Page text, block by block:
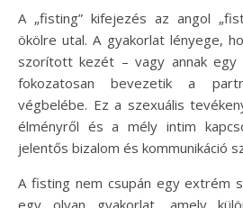
A „fisting” kifejezés az angol
ökölre utal. A gyakorlat lényege,
szorított kezét – vagy annak
fokozatosan bevezetik a
végbelébe. Ez a szexuális
élményről és a mély intim
jelentős bizalom és kommunikáció
A fisting nem csupán egy extrém